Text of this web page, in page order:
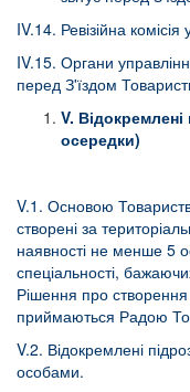
IV.14. Ревізійна комісія
IV.15. Органи
перед З'їздом
V. Відокремлені
осередки)
V.1. Основою
створені за
наявності не менше 5
спеціальності,
Рішення про створення
приймаються Радою
V.2. Відокремлені
особами.